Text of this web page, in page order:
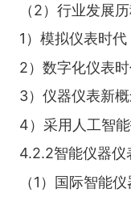
（2）行业发展
1）模拟仪表时代
2）数字化仪表
3）仪器仪表新
4）采用人工智
4.2.2智能仪器仪
（1）国际智能